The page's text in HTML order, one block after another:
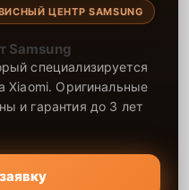
ЦЕНТР SAMSUNG
Samsung
специализируется
Xiaomi. Оригинальные
и гарантия до 3 лет